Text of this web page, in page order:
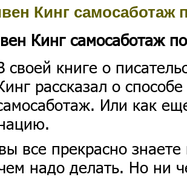
Кинг самосаботаж
Кинг самосаботаж
своей книге о
рассказал о
Или как
все прекрасно
надо делать. Но ни